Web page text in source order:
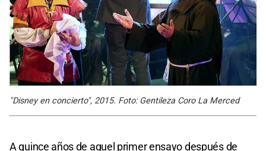
"Disney en concierto", 2015. Foto: Gentileza Coro La Merced
A quince años de aquel primer ensayo después de